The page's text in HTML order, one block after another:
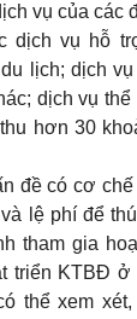
vụ của các
dịch vụ hỗ
lịch; dịch
dịch vụ
hơn 30
đề có cơ
lệ phí để
tham gia
triển KTBĐ ở
thể xem